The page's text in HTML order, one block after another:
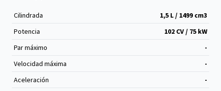
Cilindrada 1,5 L / 1499 cm3
Potencia
102 CV / 75 kW
Par máximo
-
Velocidad máxima
-
Aceleración
-